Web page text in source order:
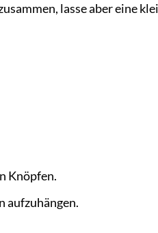
lasse aber eine
Knöpfen.
aufzuhängen.